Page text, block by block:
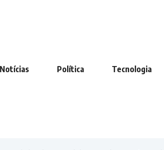
Notícias Política Tecnologia